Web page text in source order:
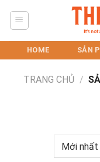
HOME SẢN
TRANG CHỦ /